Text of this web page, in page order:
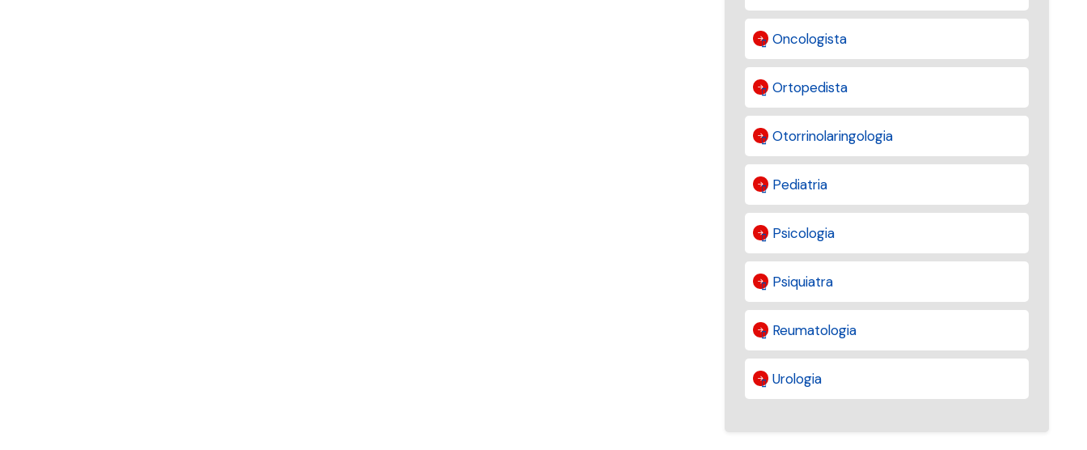
Oncologista
Ortopedista
Otorrinolaringologia
Pediatria
Psicologia
Psiquiatra
Reumatologia
Urologia